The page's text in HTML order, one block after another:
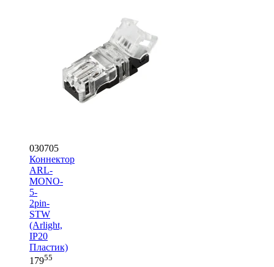
030705
Коннектор
ARL-
MONO-
5-
2pin-
STW
(Arlight,
IP20
Пластик)
17955